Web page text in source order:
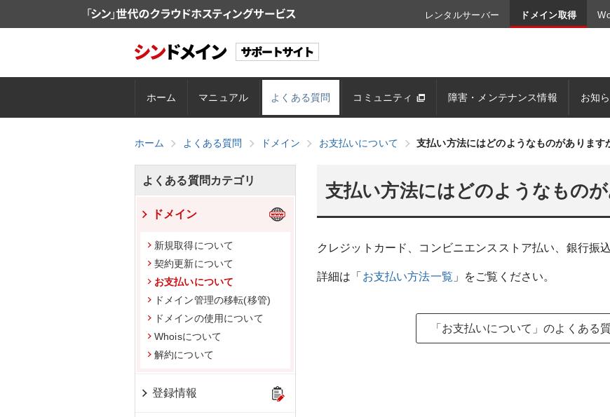
レンタルサーバー ドメイン取得
ホーム マニュアル よくある質問 コミュニティ 障害・メンテナンス情報 お知
ホーム よくある質問 ドメイン お支払いについて 支払い方法にはどのようなものがあります
支払い方法にはどのようなもの
クレジットカード、コンビニエンスストア払い、銀行振
詳細は「 お支払い方法一覧 」をご覧ください。
「お支払いについて」のよくある
よくある質問カテゴリ
ドメイン
新規取得について
契約更新について
お支払いについて
ドメイン管理の移転(移管)
ドメインの使用について
Whoisについて
解約について
登録情報